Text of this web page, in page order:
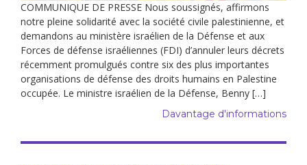
COMMUNIQUE DE PRESSE Nous soussignés, affirmons
notre pleine solidarité avec la société civile palestinienne, et
demandons au ministère israélien de la Défense et aux
Forces de défense israéliennes (FDI) d’annuler leurs décrets
récemment promulgués contre six des plus importantes
organisations de défense des droits humains en Palestine
occupée. Le ministre israélien de la Défense, Benny […]
Davantage d'informations